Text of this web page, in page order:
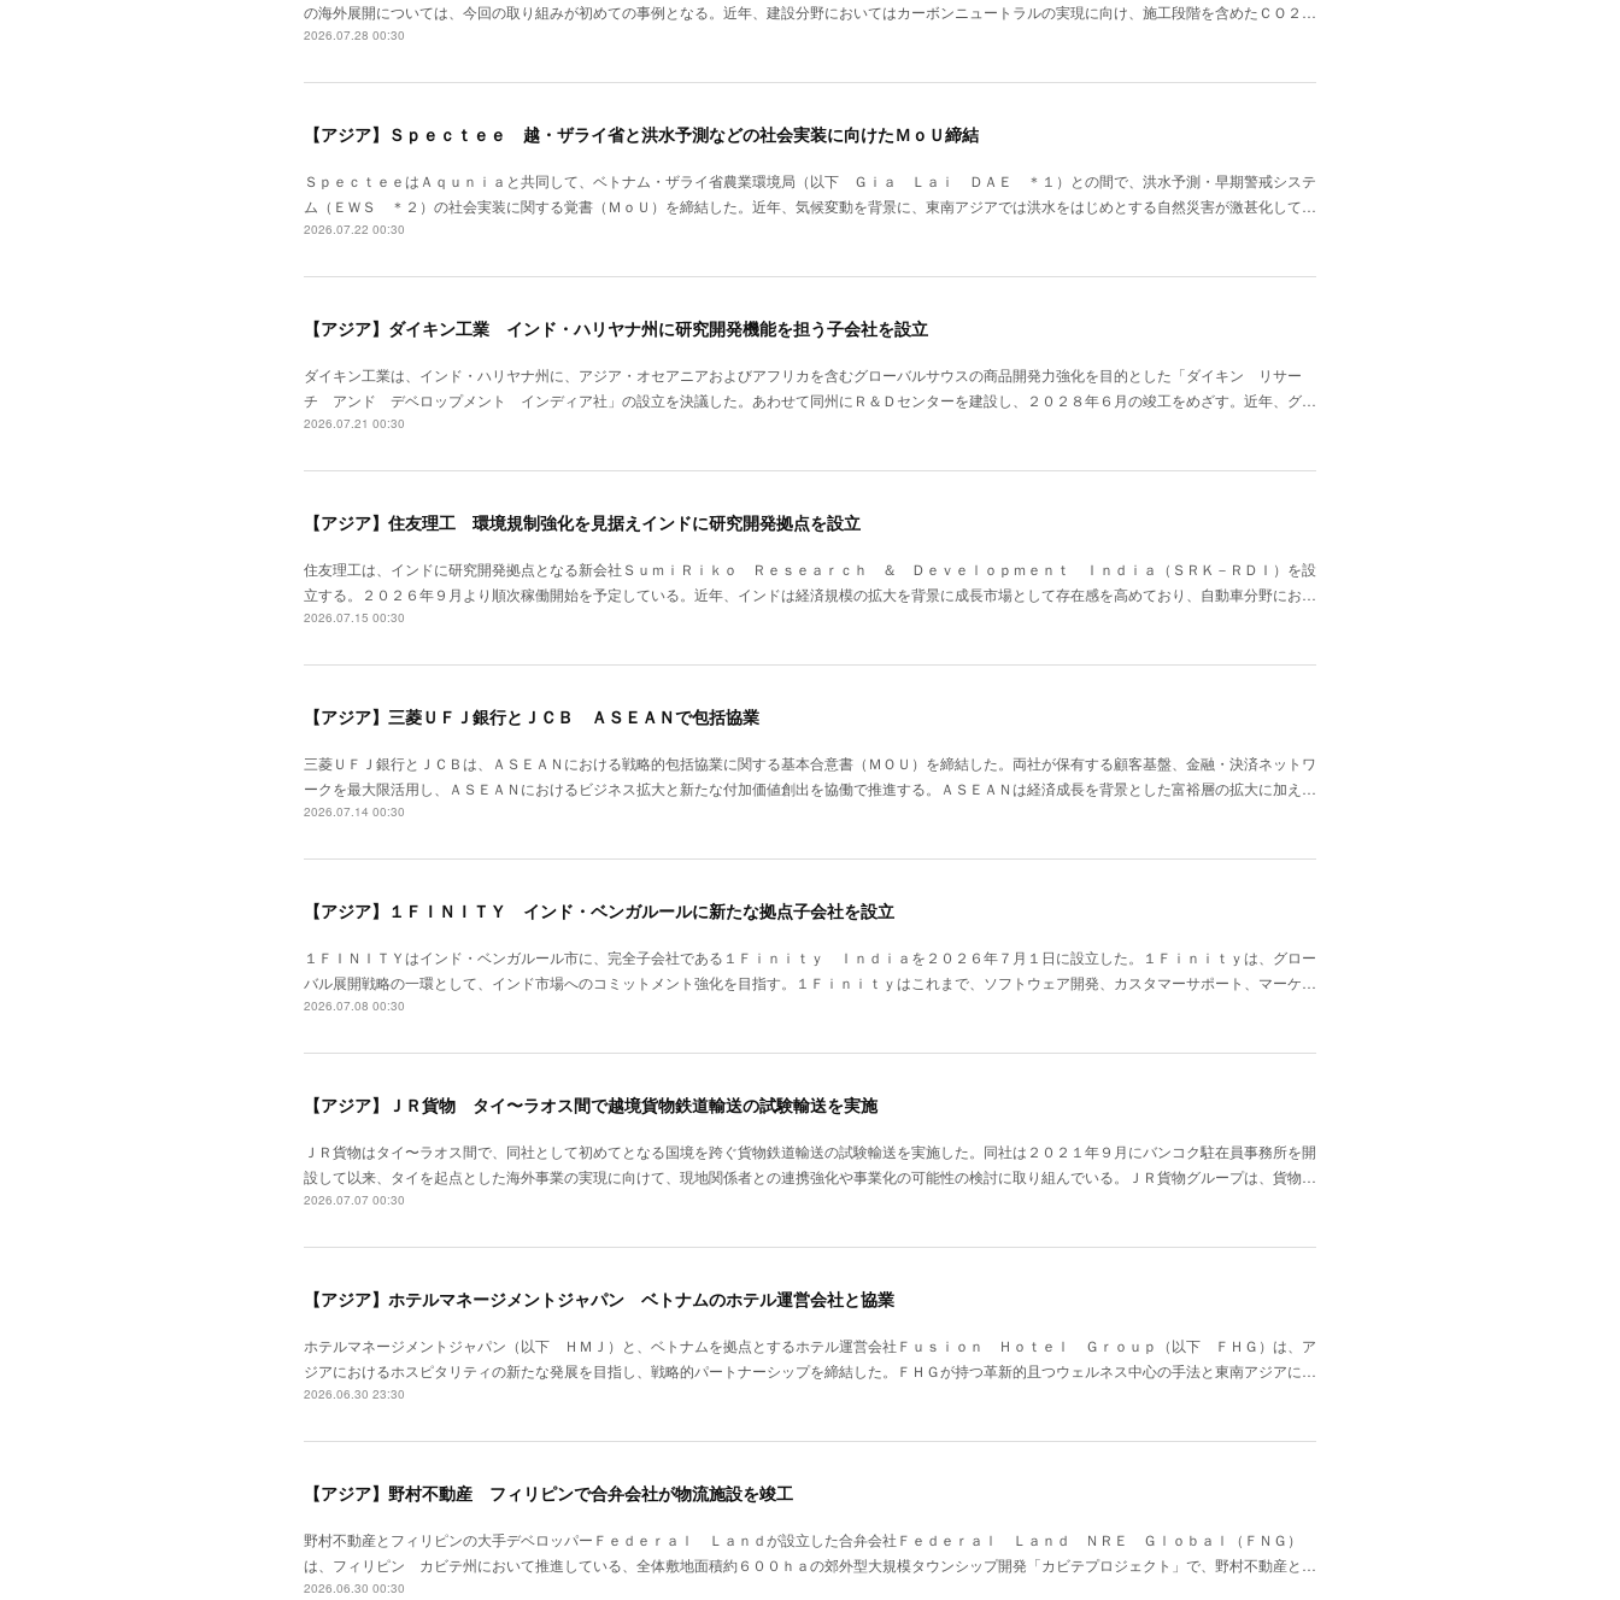
の海外展開については、今回の取り組みが初めての事例となる。近年、建設分野においてはカーボンニュートラルの実現に向け、施工段階を含めたＣＯ２…
2026.07.28 00:30
【アジア】Ｓｐｅｃｔｅｅ 越・ザライ省と洪水予測などの社会実装に向けたＭｏＵ締結
ＳｐｅｃｔｅｅはＡｑｕｎｉａと共同して、ベトナム・ザライ省農業環境局（以下 Ｇｉａ Ｌａｉ ＤＡＥ ＊１）との間で、洪水予測・早期警戒システ
ム（ＥＷＳ ＊２）の社会実装に関する覚書（ＭｏＵ）を締結した。近年、気候変動を背景に、東南アジアでは洪水をはじめとする自然災害が激甚化して…
2026.07.22 00:30
【アジア】ダイキン工業 インド・ハリヤナ州に研究開発機能を担う子会社を設立
ダイキン工業は、インド・ハリヤナ州に、アジア・オセアニアおよびアフリカを含むグローバルサウスの商品開発力強化を目的とした「ダイキン リサー
チ アンド デベロップメント インディア社」の設立を決議した。あわせて同州にＲ＆Ｄセンターを建設し、２０２８年６月の竣工をめざす。近年、グ…
2026.07.21 00:30
【アジア】住友理工 環境規制強化を見据えインドに研究開発拠点を設立
住友理工は、インドに研究開発拠点となる新会社ＳｕｍｉＲｉｋｏ Ｒｅｓｅａｒｃｈ ＆ Ｄｅｖｅｌｏｐｍｅｎｔ Ｉｎｄｉａ（ＳＲＫ－ＲＤＩ）を設
立する。２０２６年９月より順次稼働開始を予定している。近年、インドは経済規模の拡大を背景に成長市場として存在感を高めており、自動車分野にお…
2026.07.15 00:30
【アジア】三菱ＵＦＪ銀行とＪＣＢ ＡＳＥＡＮで包括協業
三菱ＵＦＪ銀行とＪＣＢは、ＡＳＥＡＮにおける戦略的包括協業に関する基本合意書（ＭＯＵ）を締結した。両社が保有する顧客基盤、金融・決済ネットワ
ークを最大限活用し、ＡＳＥＡＮにおけるビジネス拡大と新たな付加価値創出を協働で推進する。ＡＳＥＡＮは経済成長を背景とした富裕層の拡大に加え…
2026.07.14 00:30
【アジア】１ＦＩＮＩＴＹ インド・ベンガルールに新たな拠点子会社を設立
１ＦＩＮＩＴＹはインド・ベンガルール市に、完全子会社である１Ｆｉｎｉｔｙ Ｉｎｄｉａを２０２６年７月１日に設立した。１Ｆｉｎｉｔｙは、グロー
バル展開戦略の一環として、インド市場へのコミットメント強化を目指す。１Ｆｉｎｉｔｙはこれまで、ソフトウェア開発、カスタマーサポート、マーケ…
2026.07.08 00:30
【アジア】ＪＲ貨物 タイ〜ラオス間で越境貨物鉄道輸送の試験輸送を実施
ＪＲ貨物はタイ〜ラオス間で、同社として初めてとなる国境を跨ぐ貨物鉄道輸送の試験輸送を実施した。同社は２０２１年９月にバンコク駐在員事務所を開
設して以来、タイを起点とした海外事業の実現に向けて、現地関係者との連携強化や事業化の可能性の検討に取り組んでいる。ＪＲ貨物グループは、貨物…
2026.07.07 00:30
【アジア】ホテルマネージメントジャパン ベトナムのホテル運営会社と協業
ホテルマネージメントジャパン（以下 ＨＭＪ）と、ベトナムを拠点とするホテル運営会社Ｆｕｓｉｏｎ Ｈｏｔｅｌ Ｇｒｏｕｐ（以下 ＦＨＧ）は、ア
ジアにおけるホスピタリティの新たな発展を目指し、戦略的パートナーシップを締結した。ＦＨＧが持つ革新的且つウェルネス中心の手法と東南アジアに…
2026.06.30 23:30
【アジア】野村不動産 フィリピンで合弁会社が物流施設を竣工
野村不動産とフィリピンの大手デベロッパーＦｅｄｅｒａｌ Ｌａｎｄが設立した合弁会社Ｆｅｄｅｒａｌ Ｌａｎｄ ＮＲＥ Ｇｌｏｂａｌ（ＦＮＧ）
は、フィリピン カビテ州において推進している、全体敷地面積約６００ｈａの郊外型大規模タウンシップ開発「カビテプロジェクト」で、野村不動産と…
2026.06.30 00:30